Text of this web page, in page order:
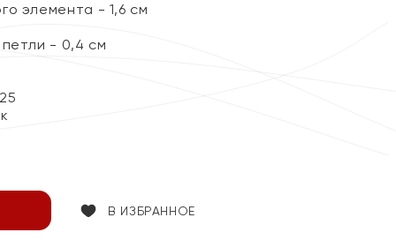
элемента - 1,6 см
- 0,4 см
В ИЗБРАННОЕ